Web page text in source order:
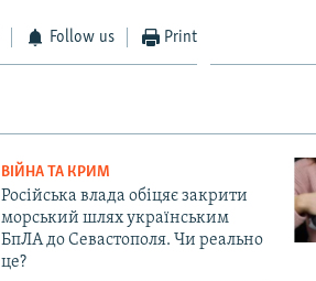
Follow us Print
ВІЙНА ТА КРИМ
Російська влада обіцяє закрити
морський шлях українським
БпЛА до Севастополя. Чи реально
це?